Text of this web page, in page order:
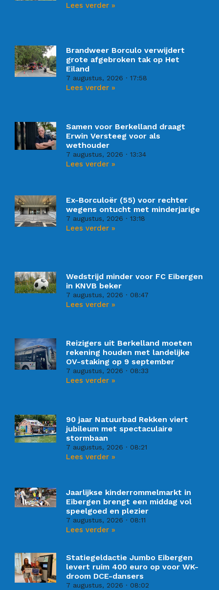
Lees verder »
Brandweer Borculo verwijdert
grote afgebroken tak op Het
Eiland
7 augustus, 2026 17:58
Lees verder »
Samen voor Berkelland draagt
Erwin Versteeg voor als
wethouder
7 augustus, 2026 13:34
Lees verder »
Ex-Borculoër (55) voor rechter
wegens ontucht met minderjarige
7 augustus, 2026 13:18
Lees verder »
Wedstrijd minder voor FC Eibergen
in KNVB beker
7 augustus, 2026 08:47
Lees verder »
Reizigers uit Berkelland moeten
rekening houden met landelijke
OV-staking op 9 september
7 augustus, 2026 08:33
Lees verder »
90 jaar Natuurbad Rekken viert
jubileum met spectaculaire
stormbaan
7 augustus, 2026 08:21
Lees verder »
Jaarlijkse kinderrommelmarkt in
Eibergen brengt een middag vol
speelgoed en plezier
7 augustus, 2026 08:11
Lees verder »
Statiegeldactie Jumbo Eibergen
levert ruim 400 euro op voor WK-
droom DCE-dansers
7 augustus, 2026 08:02